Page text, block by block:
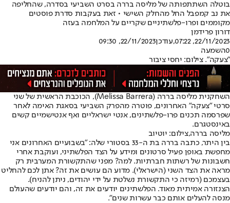
בוטלה השתתפותה של מליסה בררה בסרט השביעי בסדרה, שהחליפה
את נב קמפבל החל מהחלק השישי • זאת בעקבות סדרת פוסטים
מקוממים ופרו-פלשתיניים שקריים על המלחמה בעזה
דורון פרידמן
22/11/2023, 07:22
,עודכן22/11/2023, 09:30
0השמעה
"צעקה". צילום: יחסי ציבור
השחקנית מליסה בררה (Melissa Barrera), הכוכבת הראשית של שני
סרטי "צעקה" האחרונים, פוטרה מהפרק השביעי בסאגת האימה לאחר
שפרסמה תכנים פרו-פלשתינים, אנטי ישראליים ואף אנטישמיים קשים
באינסטגרם.
מליסה בררה,צילום: יוטיוב
בין היתר, כתבה בררה בת ה-33 בסטורי שלה: "בשבועיים האחרונים אני
מחפשת באופן פעיל סרטונים ומידע על הצד הפלשתיני, ועוקבת אחרי
חשבונות של רשתות חברתיות. למה? מפני שהתקשורת המערבית רק
מראה את הצד השני (הישראלי). מדוע הם עושים את זה? אתן לכם להחליט
בעצמכם (רמיזה כי התקשורת נשלטת על ידי יהודים, ניתן להניח).
הצנזורה אמיתית מאוד. הפלשתינים יודעים את זה, והם יודעים שהעולם
מנסה להעלים אותם כבר עשרות שנים".